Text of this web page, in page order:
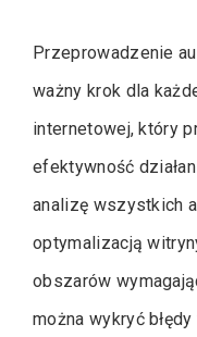
Przeprowadzenie
ważny krok dla
internetowej, który
efektywność
analizę wszystkich
optymalizacją
obszarów
można wykryć